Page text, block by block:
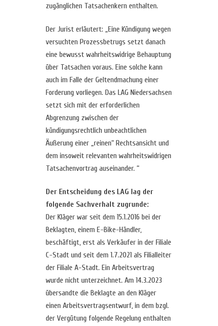
zugänglichen Tatsachenkern enthalten.
Der Jurist erläutert: „Eine Kündigung wegen
versuchten Prozessbetrugs setzt danach
eine bewusst wahrheitswidrige Behauptung
über Tatsachen voraus. Eine solche kann
auch im Falle der Geltendmachung einer
Forderung vorliegen. Das LAG Niedersachsen
setzt sich mit der erforderlichen
Abgrenzung zwischen der
kündigungsrechtlich unbeachtlichen
Äußerung einer „reinen“ Rechtsansicht und
dem insoweit relevanten wahrheitswidrigen
Tatsachenvortrag auseinander. “
Der Entscheidung des LAG lag der
folgende Sachverhalt zugrunde:
Der Kläger war seit dem 15.1.2016 bei der
Beklagten, einem E-Bike-Händler,
beschäftigt, erst als Verkäufer in der Filiale
C-Stadt und seit dem 1.7.2021 als Filialleiter
der Filiale A-Stadt. Ein Arbeitsvertrag
wurde nicht unterzeichnet. Am 14.3.2023
übersandte die Beklagte an den Kläger
einen Arbeitsvertragsentwurf, in dem bzgl.
der Vergütung folgende Regelung enthalten